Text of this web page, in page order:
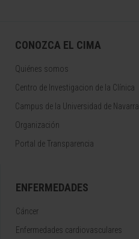
CONOZCA EL CIMA
Quiénes somos
Centro de Investigacion de la Clínica
Campus de la Universidad de Navarra
Organización
Portal de Transparencia
ENFERMEDADES
Cáncer
Enfermedades cardiovasculares